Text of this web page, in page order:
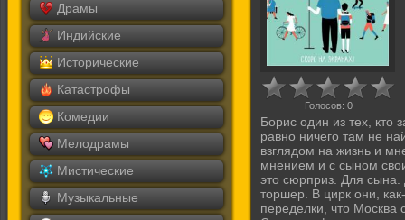
Драмы
Индийские
Исторические
Катастрофы
Комедии
Мелодрамы
Мистические
Музыкальные
Голосов: 0
Борис один из тех, кто
равно ничего там не
взглядом на жизнь и
мнением и с сыном
это сюрприз. Для
торшер. В цирк они,
переделки, что